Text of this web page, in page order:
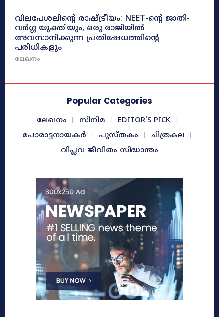
വിലപേശലിന്റെ രാഷ്ട്രീയം: NEET-ന്റെ ജാതി-
വർഗ്ഗ യുക്തിയും, ഒരു രാജിയിൽ
അവസാനിക്കുന്ന പ്രതിഷേധത്തിന്റെ
പരിധികളും
ലേഖനം
Popular Categories
ലേഖനം സിനിമ
EDITOR'S PICK
പോരാട്ടനായകർ
പുസ്തകം
ചിത്രകല
വിപ്ലവ ജീവിതം സിദ്ധാന്തം